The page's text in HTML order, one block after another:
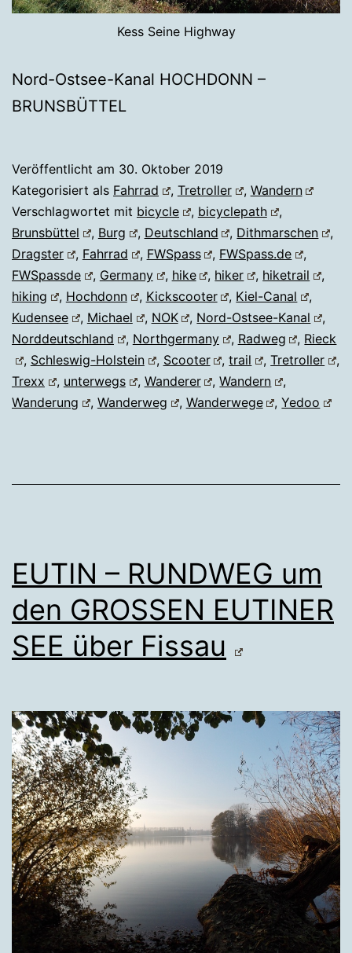
Kess Seine Highway
Nord-Ostsee-Kanal HOCHDONN –
BRUNSBÜTTEL
Veröffentlicht am 30. Oktober 2019
Kategorisiert als Fahrrad , Tretroller , Wandern
Verschlagwortet mit bicycle , bicyclepath
,
Brunsbüttel
, Burg , Deutschland , Dithmarschen
,
Dragster
, Fahrrad , FWSpass , FWSpass.de
,
FWSpassde
, Germany , hike , hiker , hiketrail
,
hiking
, Hochdonn , Kickscooter , Kiel-Canal
,
Kudensee
, Michael , NOK , Nord-Ostsee-Kanal
,
Norddeutschland
, Northgermany , Radweg , Rieck
, Schleswig-Holstein , Scooter ,trail ,Tretroller
,
Trexx
, unterwegs , Wanderer ,Wandern
,
Wanderung
, Wanderweg , Wanderwege ,Yedoo
EUTIN – RUNDWEG um
den GROSSEN EUTINER
SEE über Fissau